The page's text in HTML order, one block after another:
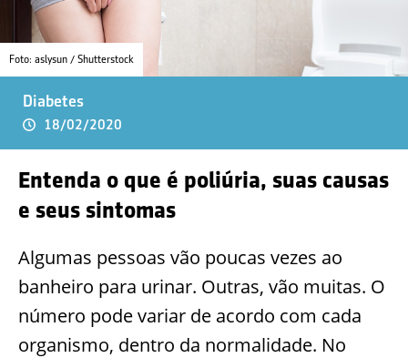
Foto: aslysun / Shutterstock
Diabetes
18/02/2020
Entenda o que é poliúria, suas causas
e seus sintomas
Algumas pessoas vão poucas vezes ao
banheiro para urinar. Outras, vão muitas. O
número pode variar de acordo com cada
organismo, dentro da normalidade. No